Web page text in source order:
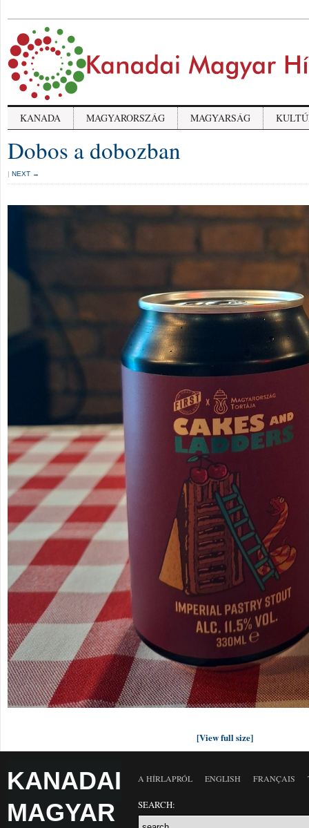
KANADA MAGYARORSZÁG MAGYARSÁG
Dobos a dobozban
| NEXT →
[View full size]
KANADAI
MAGYAR
A HÍRLAPRÓL ENGLISH FRANÇAIS
SEARCH: